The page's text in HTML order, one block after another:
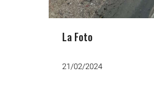
La Foto
21/02/2024